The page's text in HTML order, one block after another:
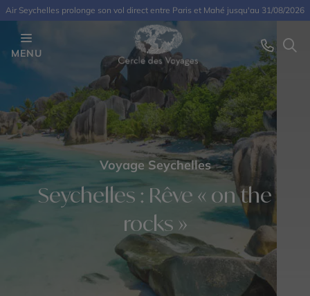
Air Seychelles prolonge son vol direct entre Paris et Mahé jusqu'au 31/08/2026
MENU
Voyage Seychelles
Seychelles : Rêve « on the
rocks »